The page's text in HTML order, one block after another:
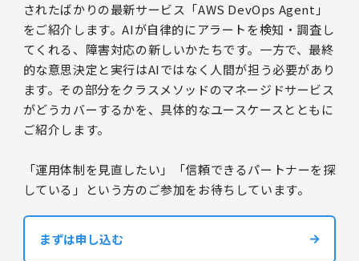
されたばかりの最新サービス「AWS DevOps Agent」
をご紹介します。AIが自律的にアラートを検知・調査し
てくれる、障害対応の新しいかたちです。一方で、最終
的な意思決定と実行はAIではなく人間が担う必要があり
ます。その部分をクラスメソッドのマネージドサービス
がどうカバーするかを、具体的なユースケースとともに
ご紹介します。
「運用体制を見直したい」「信頼できるパートナーを探
している」という方のご参加をお待ちしています。
まずは申し込む